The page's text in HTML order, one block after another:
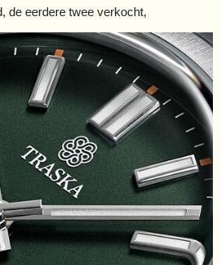
de eerdere twee verkocht,